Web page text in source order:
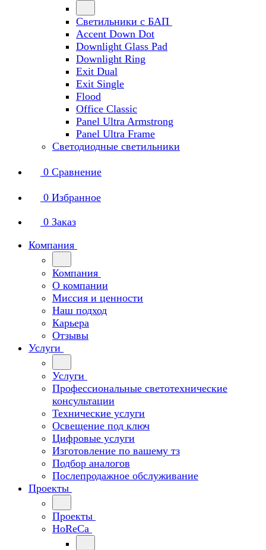
Светильники с БАП
Accent Down Dot
Downlight Glass Pad
Downlight Ring
Exit Dual
Exit Single
Flood
Office Classic
Panel Ultra Armstrong
Panel Ultra Frame
Светодиодные светильники
0 Сравнение
0 Избранное
0 Заказ
Компания
Компания
О компании
Миссия и ценности
Наш подход
Карьера
Отзывы
Услуги
Услуги
Профессиональные светотехнические
консультации
Технические услуги
Освещение под ключ
Цифровые услуги
Изготовление по вашему тз
Подбор аналогов
Послепродажное обслуживание
Проекты
Проекты
HoReCa